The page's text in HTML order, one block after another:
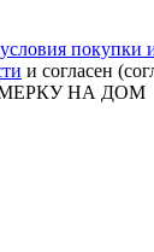
условия покупки
и согласен
НА ДОМ